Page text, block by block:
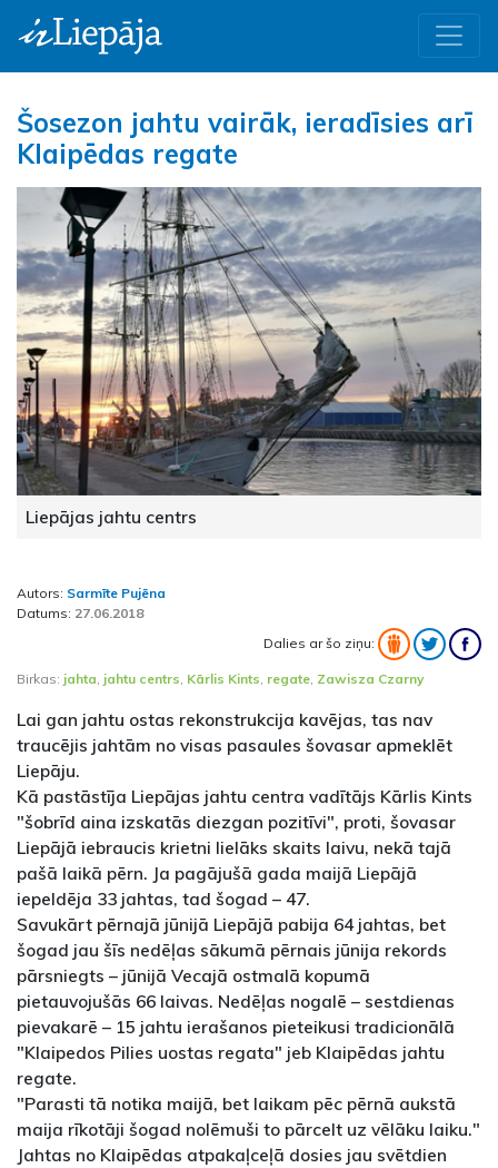
Šosezon jahtu vairāk, ieradīsies arī
Klaipēdas regate
Liepājas jahtu centrs
Autors: Sarmīte Pujēna
Datums: 27.06.2018
Dalies ar šo ziņu:
Birkas: jahta, jahtu centrs, Kārlis Kints, regate, Zawisza Czarny
Lai gan jahtu ostas rekonstrukcija kavējas, tas nav
traucējis jahtām no visas pasaules šovasar apmeklēt
Liepāju.
Kā pastāstīja Liepājas jahtu centra vadītājs Kārlis Kints
"šobrīd aina izskatās diezgan pozitīvi", proti, šovasar
Liepājā iebraucis krietni lielāks skaits laivu, nekā tajā
pašā laikā pērn. Ja pagājušā gada maijā Liepājā
iepeldēja 33 jahtas, tad šogad – 47.
Savukārt pērnajā jūnijā Liepājā pabija 64 jahtas, bet
šogad jau šīs nedēļas sākumā pērnais jūnija rekords
pārsniegts – jūnijā Vecajā ostmalā kopumā
pietauvojušās 66 laivas. Nedēļas nogalē – sestdienas
pievakarē – 15 jahtu ierašanos pieteikusi tradicionālā
"Klaipedos Pilies uostas regata" jeb Klaipēdas jahtu
regate.
"Parasti tā notika maijā, bet laikam pēc pērnā aukstā
maija rīkotāji šogad nolēmuši to pārcelt uz vēlāku laiku."
Jahtas no Klaipēdas atpakaļceļā dosies jau svētdien